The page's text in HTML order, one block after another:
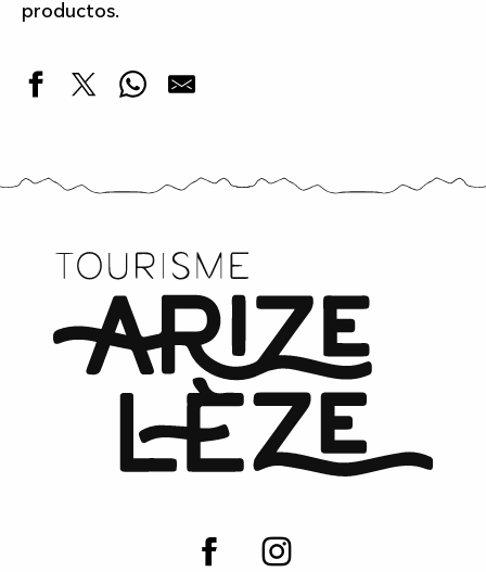
productos.
Maison Berthe Guilhem
Savons Pachamama